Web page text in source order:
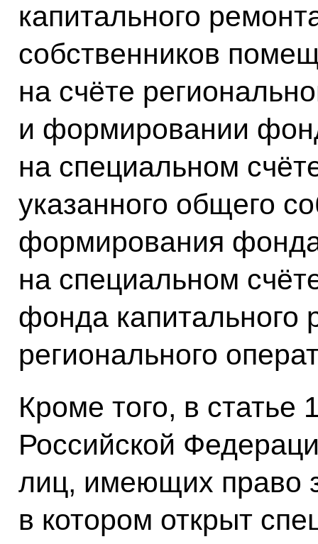
капитального
собственников
на счёте
и формировании
на специальном
указанного общего
формирования
на специальном
фонда капитального
регионального
Кроме того, в
Российской
лиц, имеющих право
в котором открыт